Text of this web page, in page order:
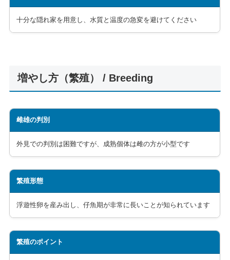
十分な隠れ家を用意し、水質と温度の急変を避けてください
増やし方（繁殖） / Breeding
雌雄の判別
外見での判別は困難ですが、成熟個体は雌の方が小型です
繁殖形態
浮遊性卵を産み出し、仔魚期が非常に長いことが知られています
繁殖のポイント